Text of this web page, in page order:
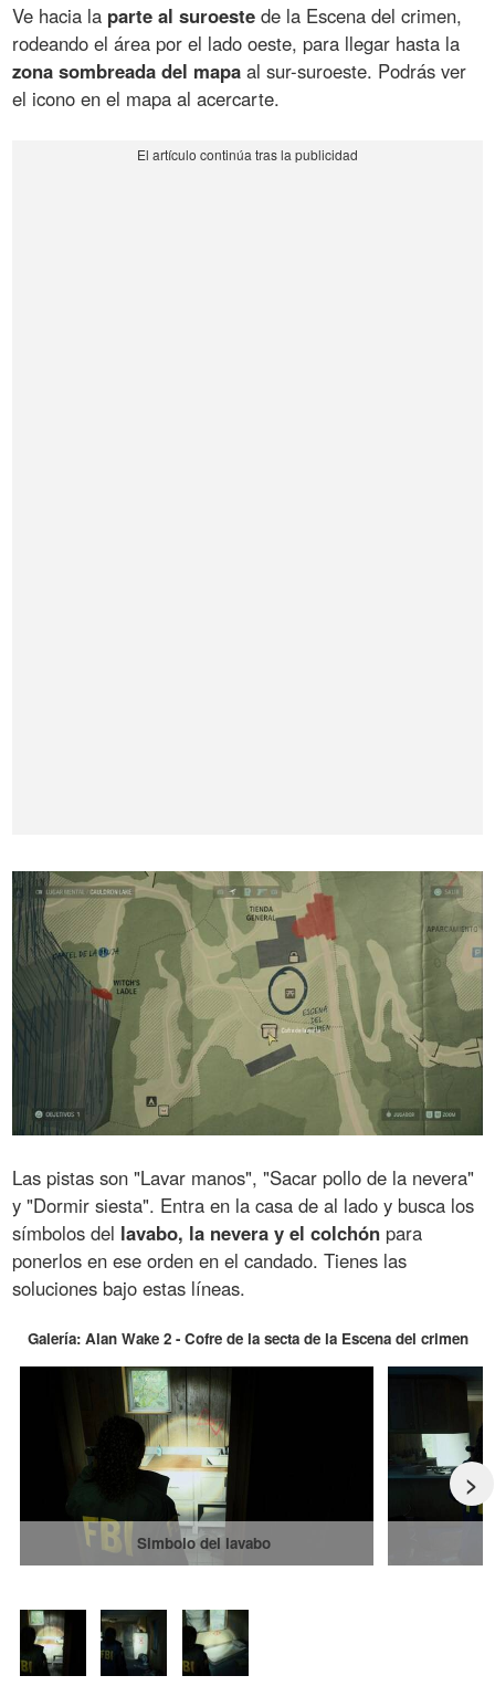
Ve hacia la parte al suroeste de la Escena del crimen,
rodeando el área por el lado oeste, para llegar hasta la
zona sombreada del mapa al sur-suroeste. Podrás ver
el icono en el mapa al acercarte.
Las pistas son "Lavar manos", "Sacar pollo de la nevera"
y "Dormir siesta". Entra en la casa de al lado y busca los
símbolos del lavabo, la nevera y el colchón para
ponerlos en ese orden en el candado. Tienes las
soluciones bajo estas líneas.
Galería: Alan Wake 2 - Cofre de la secta de la Escena del crimen
>
Simbolo del lavabo